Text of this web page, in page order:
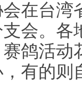
在台湾
会。各
鸽活动
有的则